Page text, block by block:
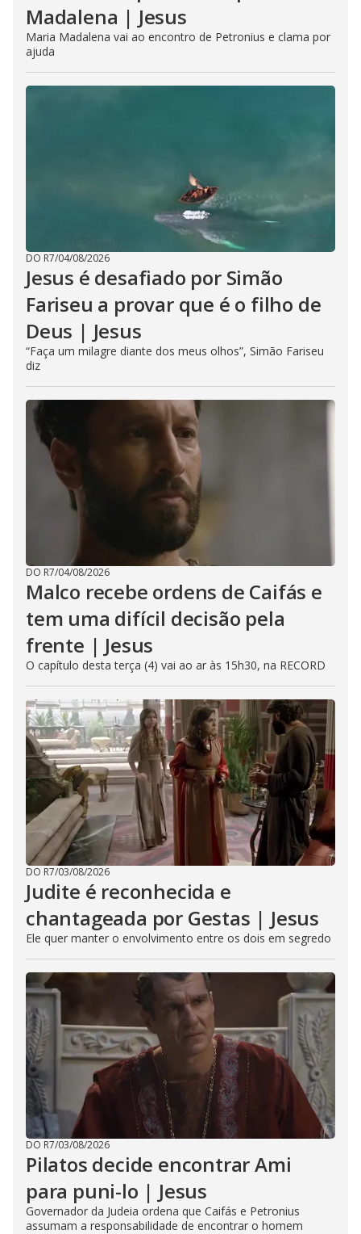
Madalena | Jesus
Maria Madalena vai ao encontro de Petronius e clama por
ajuda
DO R7/04/08/2026
Jesus é desafiado por Simão
Fariseu a provar que é o filho de
Deus | Jesus
“Faça um milagre diante dos meus olhos”, Simão Fariseu
diz
DO R7/04/08/2026
Malco recebe ordens de Caifás e
tem uma difícil decisão pela
frente | Jesus
O capítulo desta terça (4) vai ao ar às 15h30, na RECORD
DO R7/03/08/2026
Judite é reconhecida e
chantageada por Gestas | Jesus
Ele quer manter o envolvimento entre os dois em segredo
DO R7/03/08/2026
Pilatos decide encontrar Ami
para puni-lo | Jesus
Governador da Judeia ordena que Caifás e Petronius
assumam a responsabilidade de encontrar o homem